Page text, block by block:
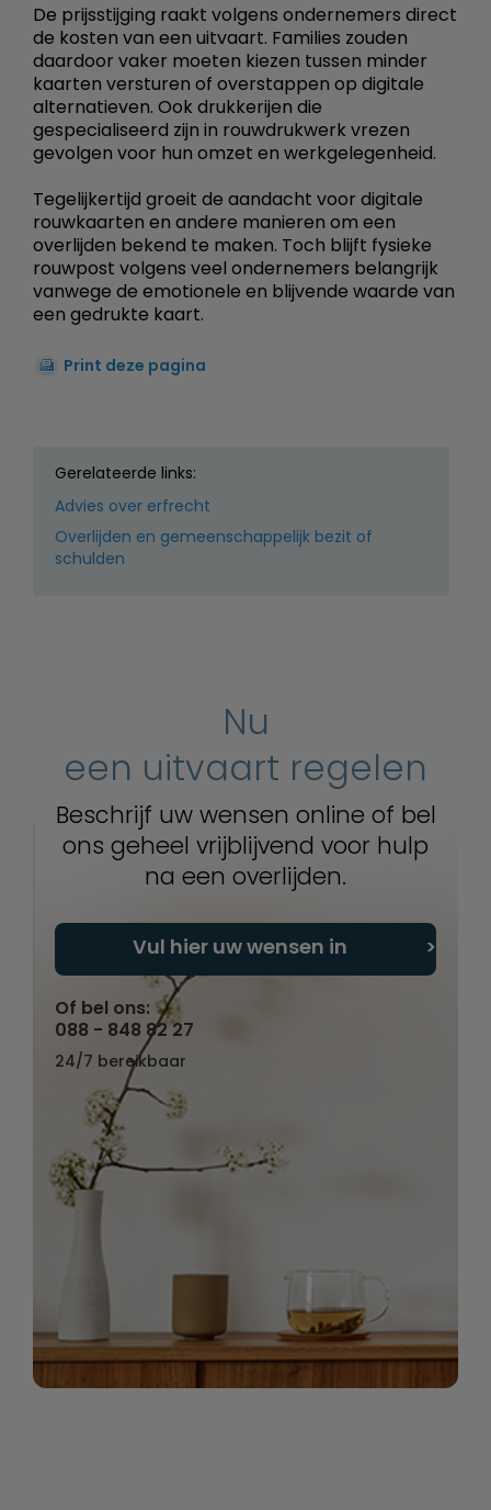
De prijsstijging raakt volgens ondernemers direct
de kosten van een uitvaart. Families zouden
daardoor vaker moeten kiezen tussen minder
kaarten versturen of overstappen op digitale
alternatieven. Ook drukkerijen die
gespecialiseerd zijn in rouwdrukwerk vrezen
gevolgen voor hun omzet en werkgelegenheid.
Tegelijkertijd groeit de aandacht voor digitale
rouwkaarten en andere manieren om een
overlijden bekend te maken. Toch blijft fysieke
rouwpost volgens veel ondernemers belangrijk
vanwege de emotionele en blijvende waarde van
een gedrukte kaart.
Print deze pagina
Gerelateerde links:
Advies over erfrecht
Overlijden en gemeenschappelijk bezit of
schulden
Nu
een uitvaart regelen
Beschrijf uw wensen online of bel
ons geheel vrijblijvend voor hulp
na een overlijden.
Vul hier uw wensen in
Of bel ons:
088 - 848 82 27
24/7 bereikbaar